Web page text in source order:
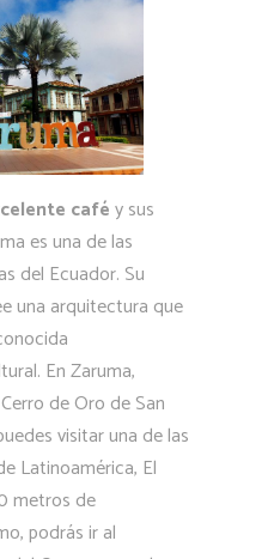
caféy sus
es una de las
del Ecuador. Su
una arquitectura que
En Zaruma,
de Oro de San
visitar una de las
Latinoamérica, El
metros de
podrás ir al